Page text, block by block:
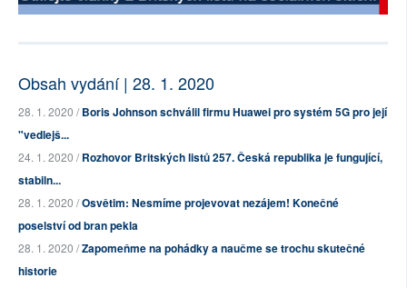
Obsah vydání | 28. 1. 2020
28. 1. 2020 /Boris Johnson schválil firmu Huawei pro systém 5G pro její
"vedlejš...
24. 1. 2020 /Rozhovor Britských listů 257. Česká republika je fungující,
stabiln...
28. 1. 2020 /Osvětim: Nesmíme projevovat nezájem! Konečné
poselství od bran pekla
28. 1. 2020 /Zapomeňme na pohádky a naučme se trochu skutečné
historie